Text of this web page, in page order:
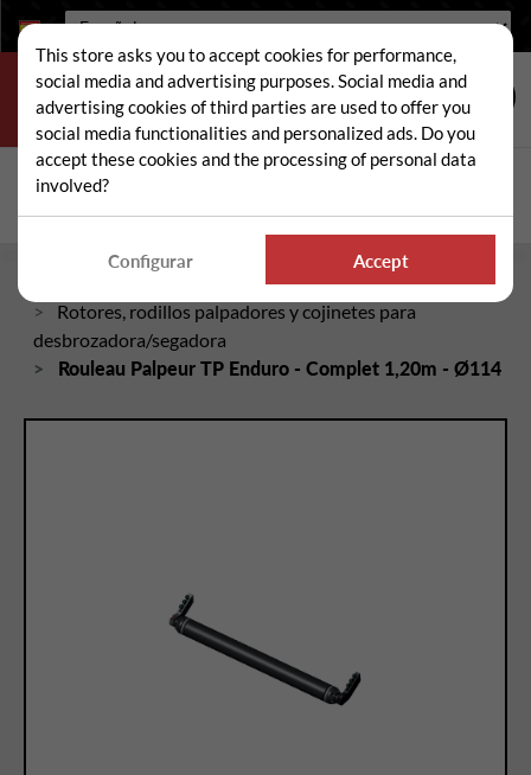
Idioma:
Buscar
Piezas sueltas de desbrozadora/segadora
Rotores, rodillos palpadores y cojinetes para
desbrozadora/segadora
Rouleau Palpeur TP Enduro - Complet 1,20m - Ø114
This store asks you to accept cookies for performance,
social media and advertising purposes. Social media and
advertising cookies of third parties are used to offer you
social media functionalities and personalized ads. Do you
accept these cookies and the processing of personal data
involved?
Configurar Accept